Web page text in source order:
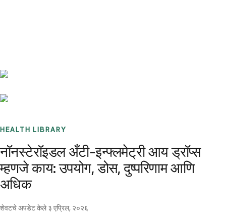
HEALTH LIBRARY
नॉनस्टेरॉइडल अँटी-इन्फ्लमेट्री आय ड्रॉप्स
म्हणजे काय: उपयोग, डोस, दुष्परिणाम आणि
अधिक
शेवटचे अपडेट केले ३ एप्रिल, २०२६